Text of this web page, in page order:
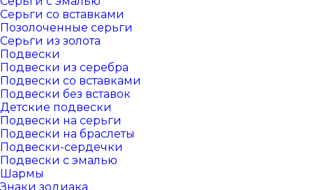
Серьги со вставками
Позолоченные серьги
Серьги из золота
Подвески
Подвески из серебра
Подвески со вставками
Подвески без вставок
Детские подвески
Подвески на серьги
Подвески на браслеты
Подвески-сердечки
Подвески с эмалью
Шармы
Знаки зодиака